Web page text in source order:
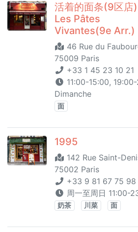
活着的面条(9区店)
Les Pâtes
Vivantes(9e Arr.)
46 Rue du
75009 Paris
+33 1 45 23 10 21
11:00-15:00,
Dimanche
面
1995
142 Rue Saint-
75002 Paris
+33 9 81 67 75 98
周一至周日 11:00-
奶茶 川菜 面